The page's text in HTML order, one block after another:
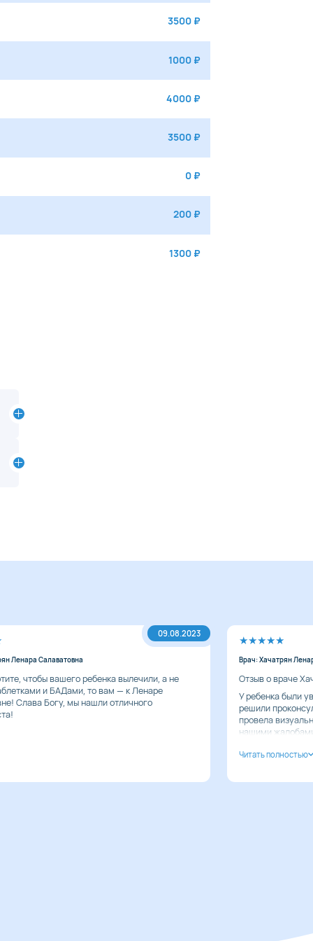
3500 ₽
1000 ₽
4000 ₽
3500 ₽
0 ₽
200 ₽
1300 ₽
09.08.2023
Ленара Салаватовна
чтобы вашего ребенка вылечили, а не
и БАДами, то вам — к Ленаре
Слава Богу, мы нашли отличного
Врач: Хачатрян
Отзыв о враче
У ребенка были
решили
провела
нашими
УЗИ. Если по
причиной